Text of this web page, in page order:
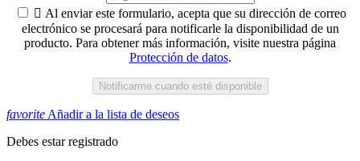
 Al enviar este formulario, acepta que su dirección de correo
electrónico se procesará para notificarle la disponibilidad de un
producto. Para obtener más información, visite nuestra página
Protección de datos.
Notificarme cuando esté disponible
favorite Añadir a la lista de deseos
Debes estar registrado